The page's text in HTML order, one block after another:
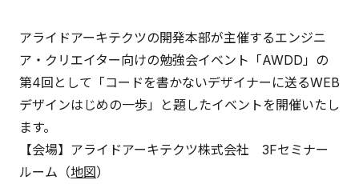
アライドアーキテクツの開発本部が主催するエンジニ
ア・クリエイター向けの勉強会イベント「AWDD」の
第4回として「コードを書かないデザイナーに送るWEB
デザインはじめの一歩」と題したイベントを開催いたし
ます。
【会場】アライドアーキテクツ株式会社 3Fセミナー
ルーム（地図）